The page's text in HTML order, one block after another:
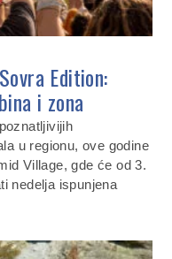
Edition:
i zona
u regionu, ove godine
Village, gde će od 3.
nedelja ispunjena